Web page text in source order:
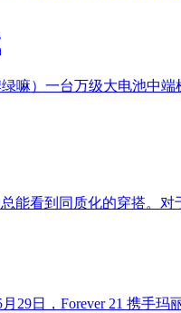
）一台万级大电池中端
看到同质化的穿搭。
29日，Forever 21 携手